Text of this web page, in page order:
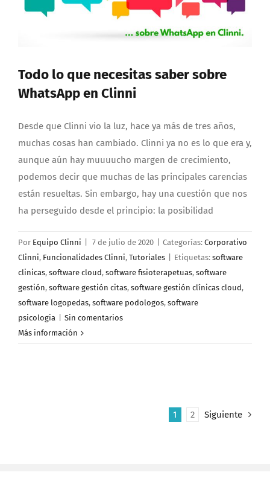
Todo lo que necesitas saber sobre
WhatsApp en Clinni
Desde que Clinni vio la luz, hace ya más de tres años,
muchas cosas han cambiado. Clinni ya no es lo que era y,
aunque aún hay muuuucho margen de crecimiento,
podemos decir que muchas de las principales carencias
están resueltas. Sin embargo, hay una cuestión que nos
ha perseguido desde el principio: la posibilidad
Por Equipo Clinni 7 de julio de 2020 Categorías: Corporativo
Clinni, Funcionalidades Clinni, Tutoriales Etiquetas: software
clinicas, software cloud, software fisioterapetuas, software
gestión, software gestión citas, software gestión clínicas cloud,
software logopedas, software podologos, software
psicologia
Sin comentarios
Más información
1 2 Siguiente